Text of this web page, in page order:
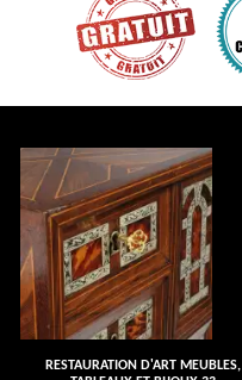
RESTAURATION D'ART MEUBLES,